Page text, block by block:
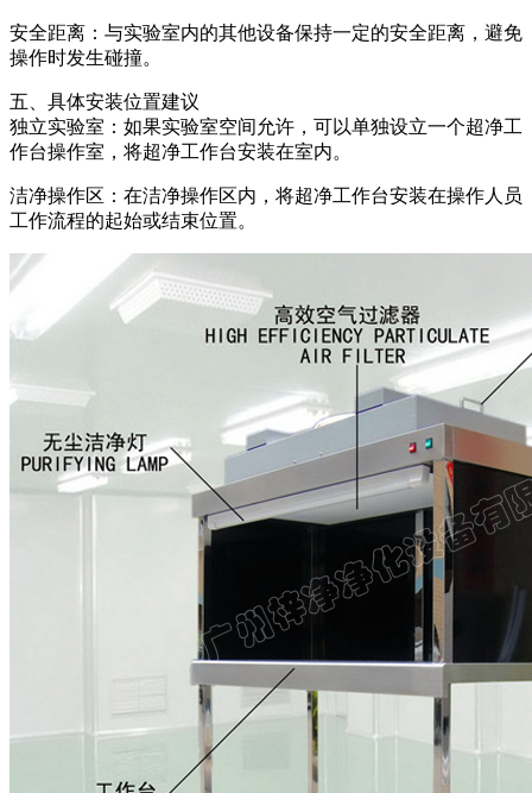
安全距离：与实验室内的其他设备保持一定的安全距离，避免
操作时发生碰撞。
五、具体安装位置建议
独立实验室：如果实验室空间允许，可以单独设立一个超净工
作台操作室，将超净工作台安装在室内。
洁净操作区：在洁净操作区内，将超净工作台安装在操作人员
工作流程的起始或结束位置。